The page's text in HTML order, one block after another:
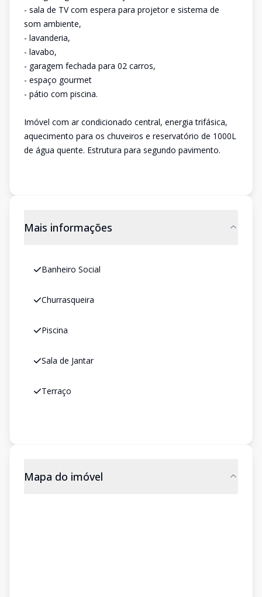
- sala de TV com espera para projetor e sistema de
som ambiente,
- lavanderia,
- lavabo,
- garagem fechada para 02 carros,
- espaço gourmet
- pátio com piscina.
Imóvel com ar condicionado central, energia trifásica,
aquecimento para os chuveiros e reservatório de 1000L
de água quente. Estrutura para segundo pavimento.
Mais informações
Banheiro Social
Churrasqueira
Piscina
Sala de Jantar
Terraço
Mapa do imóvel